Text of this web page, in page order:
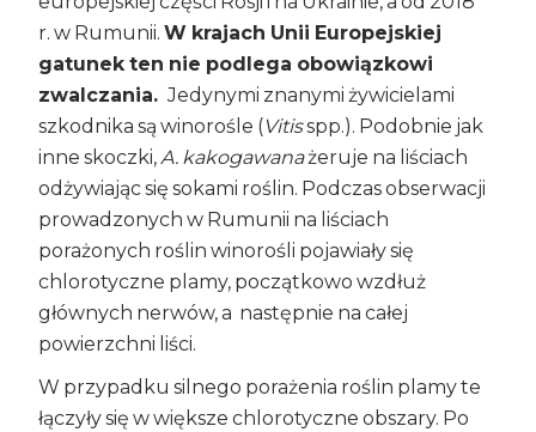
r. w Rumunii.W krajach Unii Europejskiej
gatunek ten nie podlega obowiązkowi
zwalczania.Jedynymi znanymi żywicielami
szkodnika są winorośle (Vitisspp.). Podobnie jak
inne skoczki,A. kakogawanażeruje na liściach
odżywiając się sokami roślin. Podczas obserwacji
prowadzonych w Rumunii na liściach
porażonych roślin winorośli pojawiały się
chlorotyczne plamy, początkowo wzdłuż
głównych nerwów, a następnie na całej
powierzchni liści.
W przypadku silnego porażenia roślin plamy te
łączyły się w większe chlorotyczne obszary. Po